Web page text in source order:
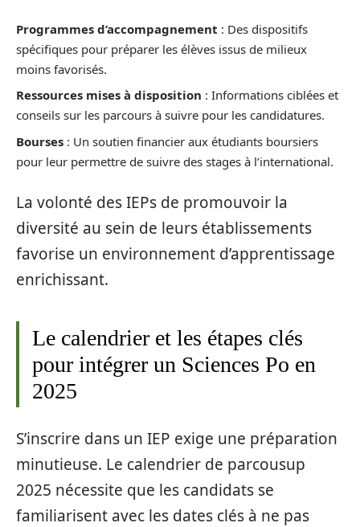
Programmes d’accompagnement : Des dispositifs
spécifiques pour préparer les élèves issus de milieux
moins favorisés.
Ressources mises à disposition : Informations ciblées et
conseils sur les parcours à suivre pour les candidatures.
Bourses : Un soutien financier aux étudiants boursiers
pour leur permettre de suivre des stages à l’international.
La volonté des IEPs de promouvoir la
diversité au sein de leurs établissements
favorise un environnement d’apprentissage
enrichissant.
Le calendrier et les étapes clés
pour intégrer un Sciences Po en
2025
S’inscrire dans un IEP exige une préparation
minutieuse. Le calendrier de parcousup
2025 nécessite que les candidats se
familiarisent avec les dates clés à ne pas